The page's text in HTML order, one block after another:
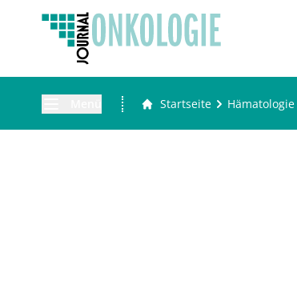
Startseite Hämatologie